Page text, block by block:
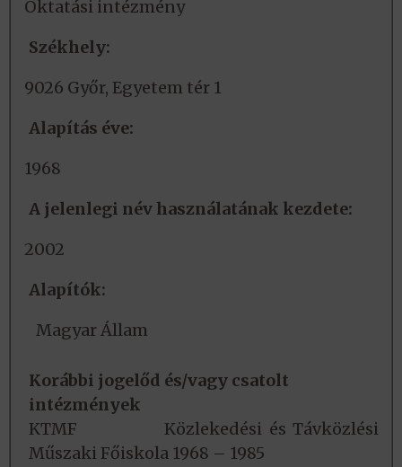
Oktatási intézmény
Székhely:
9026 Győr, Egyetem tér 1
Alapítás éve:
1968
A jelenlegi név használatának kezdete:
2002
Alapítók:
Magyar Állam
Korábbi jogelőd és/vagy csatolt
intézmények
KTMF Közlekedési és Távközlési
Műszaki Főiskola 1968 – 1985